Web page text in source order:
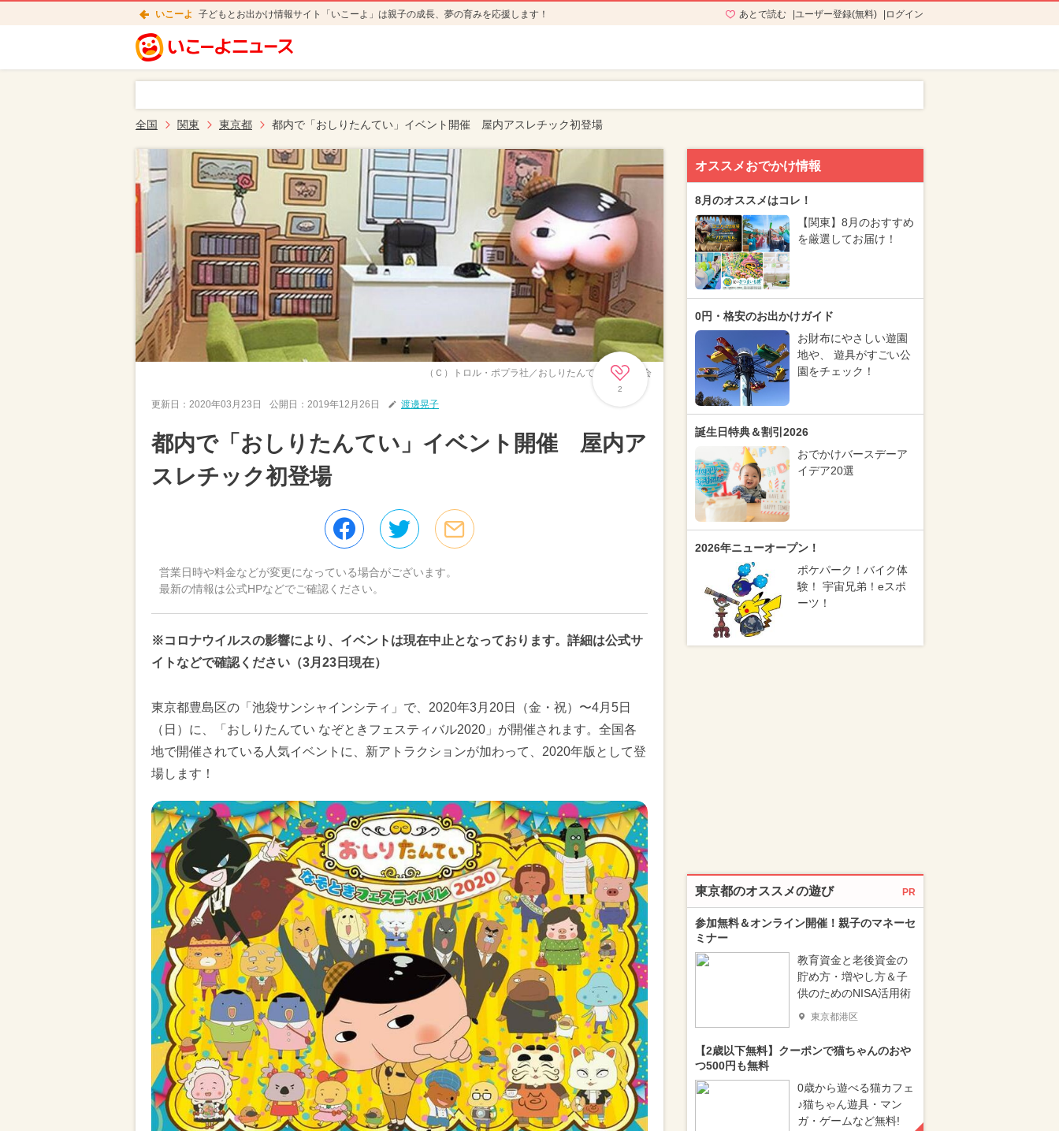
いこーよ 子どもとお出かけ情報サイト「いこーよ」は親子の成長、夢の育みを応援します！ あとで読む ユーザー登録(無料) ログイン
全国 関東 東京都 都内で「おしりたんてい」イベント開催 屋内アスレチック初登場
（Ｃ）トロル・ポプラ社／おしりたんてい製作委員会
2
更新日： 2020年03月23日 公開日： 2019年12月26日 渡邊晃子
都内で「おしりたんてい」イベント開催 屋内ア
スレチック初登場
営業日時や料金などが変更になっている場合がございます。
最新の情報は公式HPなどでご確認ください。
※コロナウイルスの影響により、イベントは現在中止となっております。詳細は公式サ
イトなどで確認ください（3月23日現在）
東京都豊島区の「池袋サンシャインシティ」で、2020年3月20日（金・祝）〜4月5日
（日）に、「おしりたんてい なぞときフェスティバル2020」が開催されます。全国各
地で開催されている人気イベントに、新アトラクションが加わって、2020年版として登
場します！
オススメおでかけ情報
8月のオススメはコレ！
【関東】8月のおすすめ
を厳選してお届け！
0円・格安のお出かけガイド
お財布にやさしい遊園
地や、 遊具がすごい公
園をチェック！
誕生日特典＆割引2026
おでかけバースデーア
イデア20選
2026年ニューオープン！
ポケパーク！バイク体
験！ 宇宙兄弟！eスポ
ーツ！
東京都のオススメの遊び PR
参加無料＆オンライン開催！親子のマネーセ
ミナー
教育資金と老後資金の
貯め方・増やし方＆子
供のためのNISA活用術
東京都港区
【2歳以下無料】クーポンで猫ちゃんのおや
つ500円も無料
0歳から遊べる猫カフェ
♪猫ちゃん遊具・マン
ガ・ゲームなど無料!